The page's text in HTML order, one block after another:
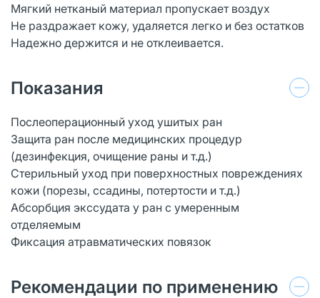
Мягкий нетканый материал пропускает воздух
Не раздражает кожу, удаляется легко и без остатков
Надежно держится и не отклеивается.
Показания
Послеоперационный уход ушитых ран
Защита ран после медицинских процедур
(дезинфекция, очищение раны и т.д.)
Стерильный уход при поверхностных повреждениях
кожи (порезы, ссадины, потертости и т.д.)
Абсорбция экссудата у ран с умеренным
отделяемым
Фиксация атравматических повязок
Рекомендации по применению